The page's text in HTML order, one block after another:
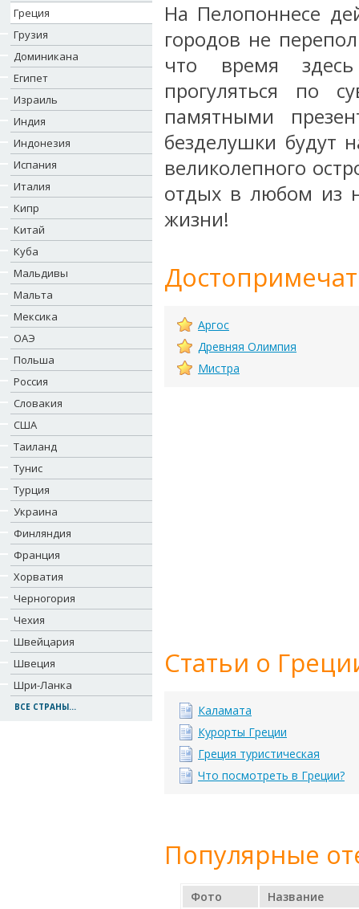
Греция
Грузия
Доминикана
Египет
Израиль
Индия
Индонезия
Испания
Италия
Кипр
Китай
Куба
Мальдивы
Мальта
Мексика
ОАЭ
Польша
Россия
Словакия
США
Таиланд
Тунис
Турция
Украина
Финляндия
Франция
Хорватия
Черногория
Чехия
Швейцария
Швеция
Шри-Ланка
ВСЕ СТРАНЫ...
На Пелопоннесе
городов не
что время
прогуляться по
памятными
безделушки будут
великолепного
отдых в любом из
жизни!
Аргос
Древняя Олимпия
Мистра
Статьи о
Каламата
Курорты Греции
Греция туристическая
Что посмотреть в Греции?
Популярные
Фото Название